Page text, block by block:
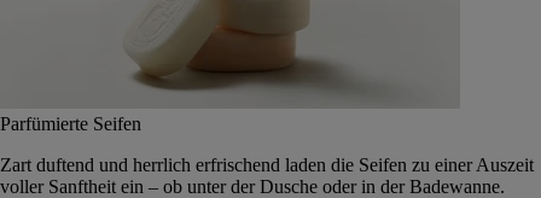
Parfümierte Seifen
Zart duftend und herrlich erfrischend laden die Seifen zu einer Auszeit
voller Sanftheit ein – ob unter der Dusche oder in der Badewanne.